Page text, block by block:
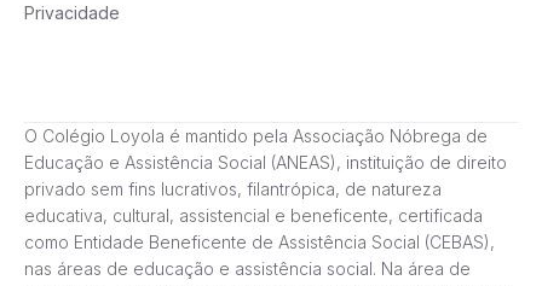
Privacidade
O Colégio Loyola é mantido pela Associação Nóbrega de
Educação e Assistência Social (ANEAS), instituição de direito
privado sem fins lucrativos, filantrópica, de natureza
educativa, cultural, assistencial e beneficente, certificada
como Entidade Beneficente de Assistência Social (CEBAS),
nas áreas de educação e assistência social. Na área de